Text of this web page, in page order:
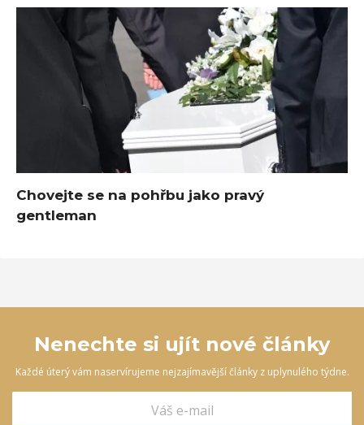
Chovejte se na pohřbu jako pravý
gentleman
Nenechte si ujít nové články
Každé úterý vám naservírujeme nejzajímavější články z uplynulého týdne.